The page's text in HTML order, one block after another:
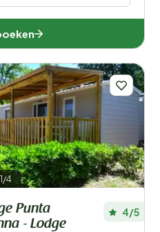
1/4
Punta
- Lodge
4/5